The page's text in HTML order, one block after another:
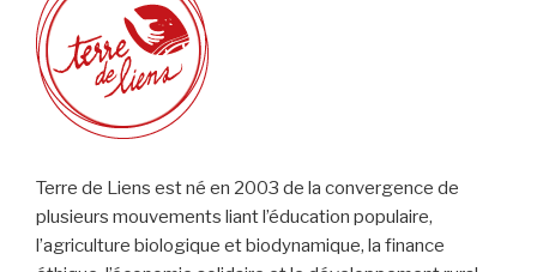
Terre de Liens est né en 2003 de la convergence de
plusieurs mouvements liant l’éducation populaire,
l’agriculture biologique et biodynamique, la finance